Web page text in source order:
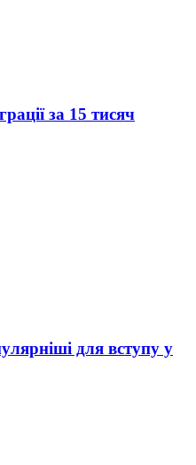
за 15 тисяч
для вступу у